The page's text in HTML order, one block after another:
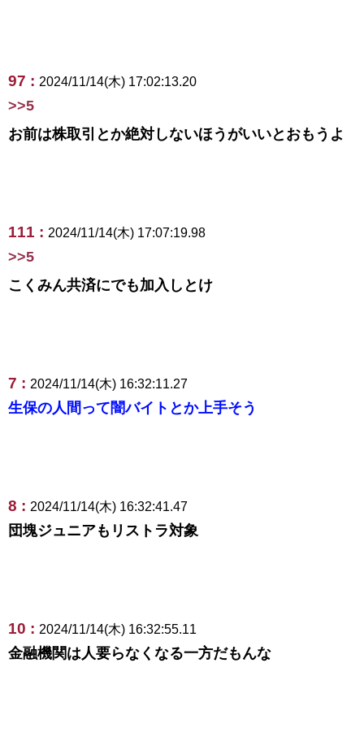
97 : 2024/11/14(木) 17:02:13.20
>>5
お前は株取引とか絶対しないほうがいいとおもうよ
111 : 2024/11/14(木) 17:07:19.98
>>5
こくみん共済にでも加入しとけ
7 : 2024/11/14(木) 16:32:11.27
生保の人間って闇バイトとか上手そう
8 : 2024/11/14(木) 16:32:41.47
団塊ジュニアもリストラ対象
10 : 2024/11/14(木) 16:32:55.11
金融機関は人要らなくなる一方だもんな